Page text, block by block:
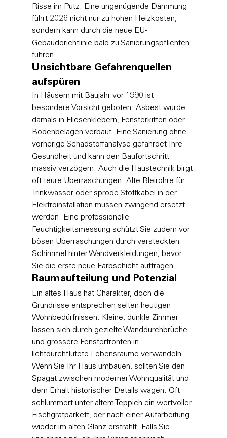
Risse im Putz. Eine ungenügende Dämmung
führt 2026 nicht nur zu hohen Heizkosten,
sondern kann durch die neue EU-
Gebäuderichtlinie bald zu Sanierungspflichten
führen.
Unsichtbare Gefahrenquellen
aufspüren
In Häusern mit Baujahr vor 1990 ist
besondere Vorsicht geboten. Asbest wurde
damals in Fliesenklebern, Fensterkitten oder
Bodenbelägen verbaut. Eine Sanierung ohne
vorherige Schadstoffanalyse gefährdet Ihre
Gesundheit und kann den Baufortschritt
massiv verzögern. Auch die Haustechnik birgt
oft teure Überraschungen. Alte Bleirohre für
Trinkwasser oder spröde Stoffkabel in der
Elektroinstallation müssen zwingend ersetzt
werden. Eine professionelle
Feuchtigkeitsmessung schützt Sie zudem vor
bösen Überraschungen durch versteckten
Schimmel hinter Wandverkleidungen, bevor
Sie die erste neue Farbschicht auftragen.
Raumaufteilung und Potenzial
Ein altes Haus hat Charakter, doch die
Grundrisse entsprechen selten heutigen
Wohnbedürfnissen. Kleine, dunkle Zimmer
lassen sich durch gezielte Wanddurchbrüche
und grössere Fensterfronten in
lichtdurchflutete Lebensräume verwandeln.
Wenn Sie Ihr Haus umbauen, sollten Sie den
Spagat zwischen moderner Wohnqualität und
dem Erhalt historischer Details wagen. Oft
schlummert unter altem Teppich ein wertvoller
Fischgrätparkett, der nach einer Aufarbeitung
wieder im alten Glanz erstrahlt. Falls Sie